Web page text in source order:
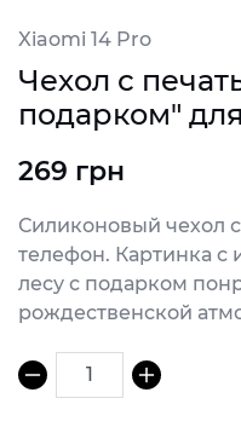
Xiaomi 14 Pro
Чехол с
подарком"
269 грн
Силиконовый чехол
телефон. Картинка
лесу с подарком
рождественской
1